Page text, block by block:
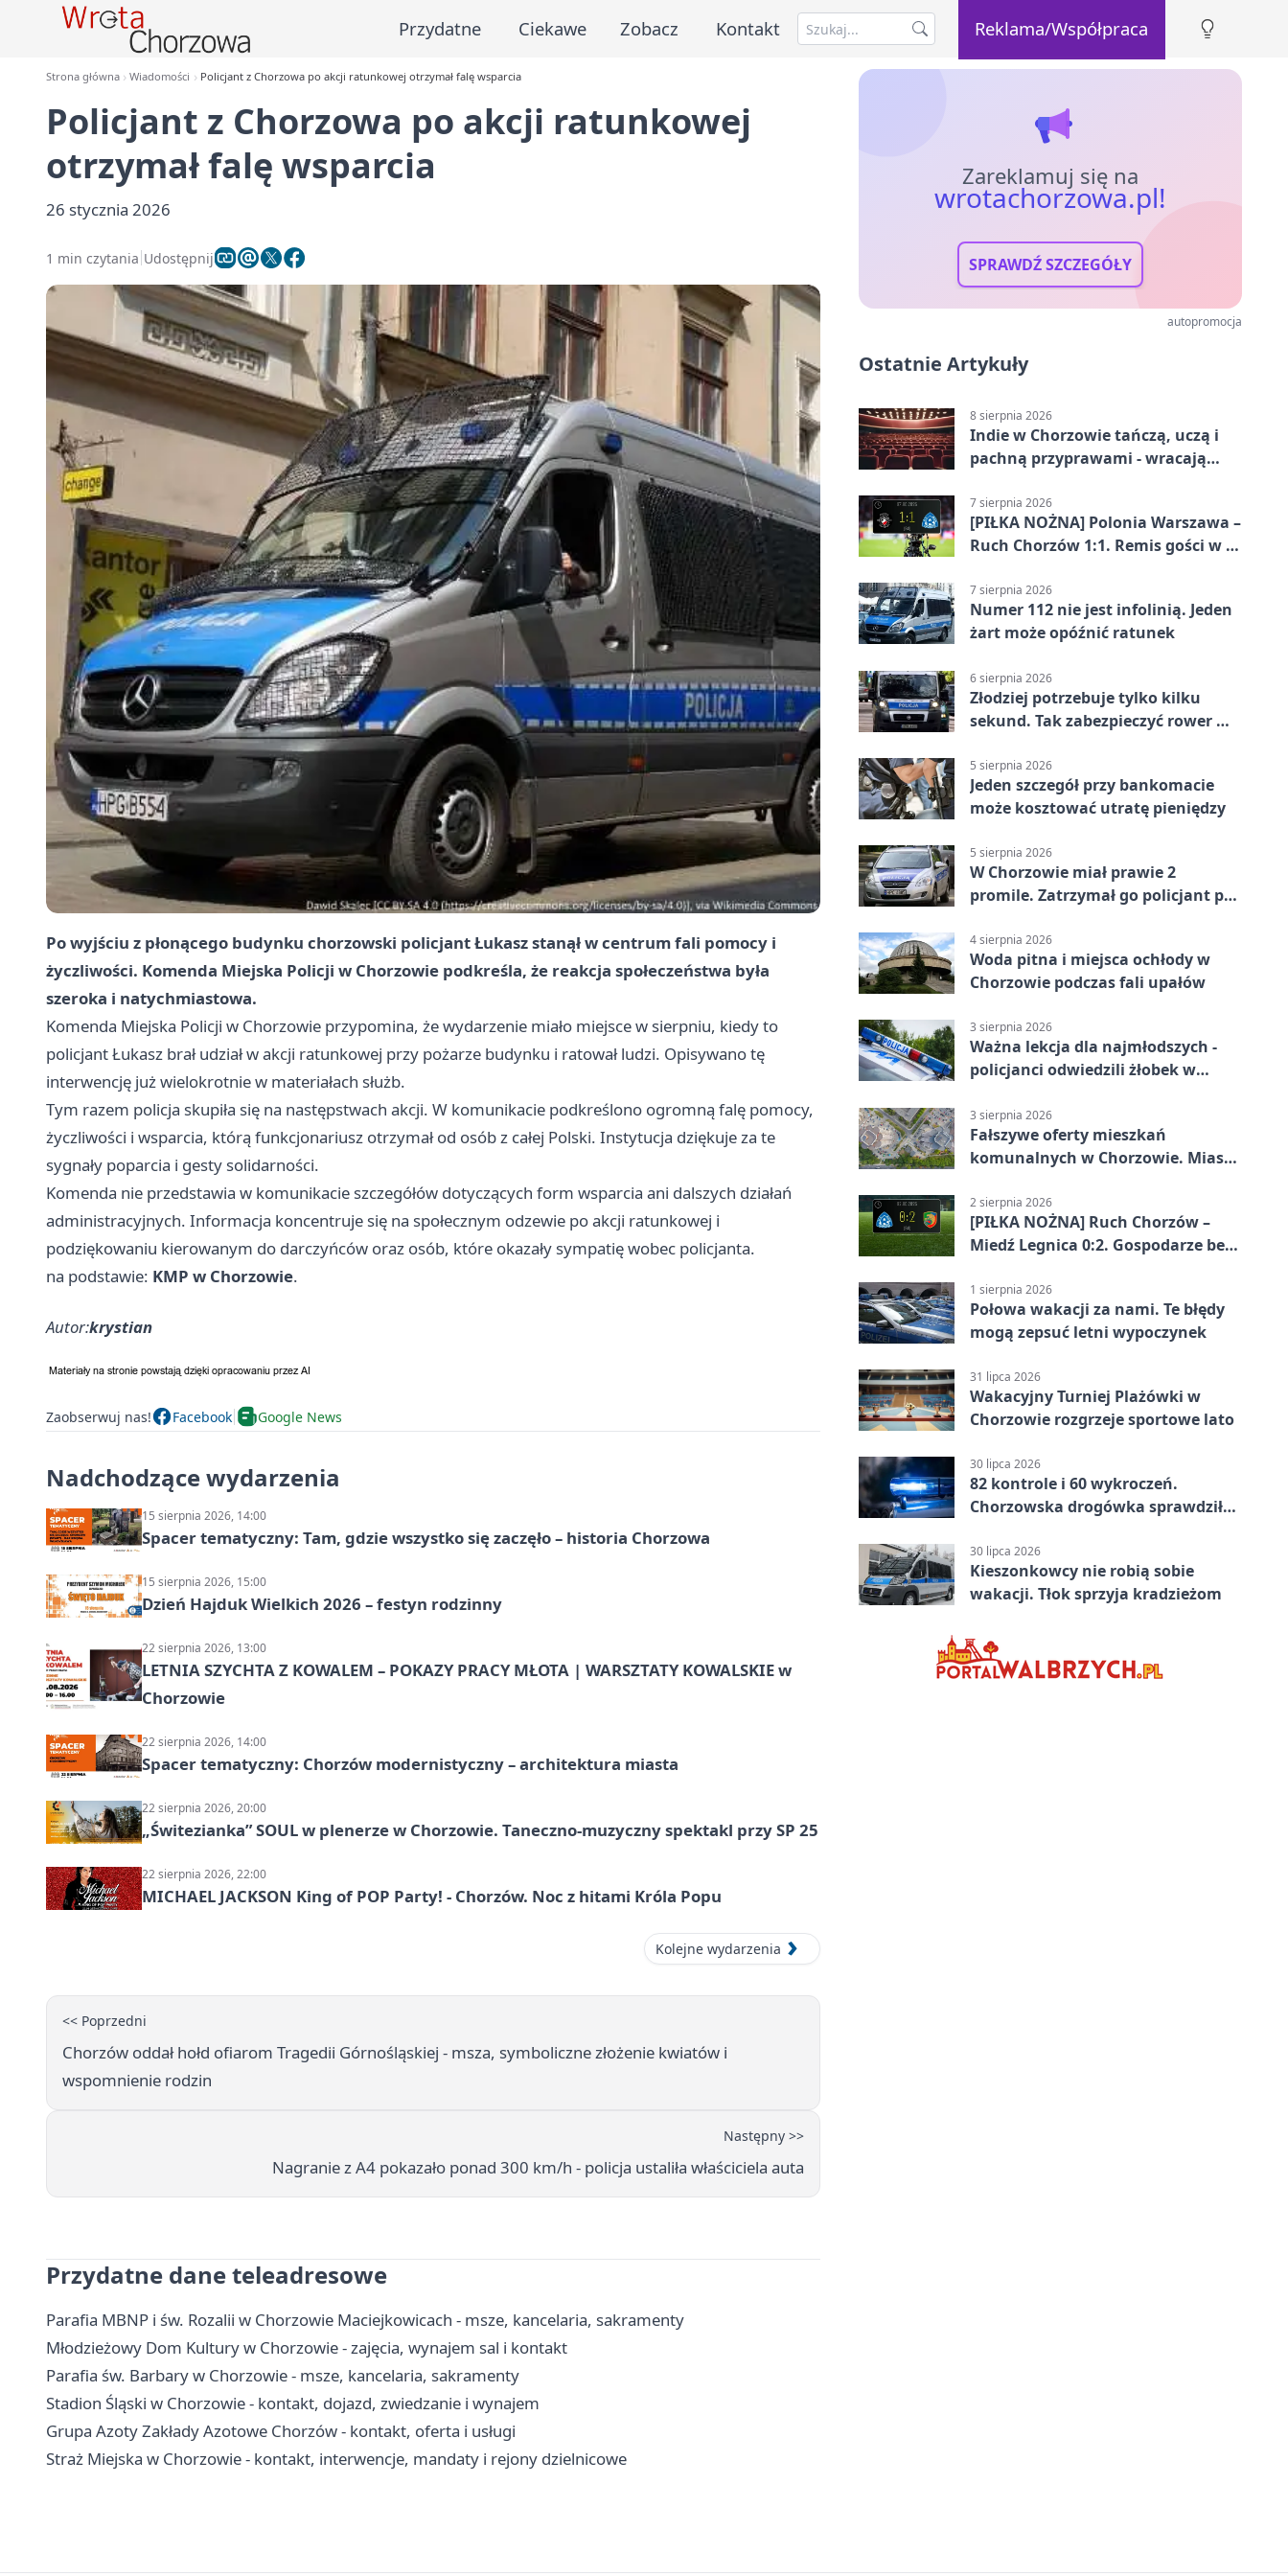
Przydatne Ciekawe Zobacz Kontakt Reklama/Współpraca
Strona główna Wiadomości Policjant z Chorzowa po akcji ratunkowej otrzymał falę wsparcia
Policjant z Chorzowa po akcji ratunkowej
otrzymał falę wsparcia
26 stycznia 2026
1 min czytania Udostępnij
Po wyjściu z płonącego budynku chorzowski policjant Łukasz stanął w centrum fali pomocy i
życzliwości. Komenda Miejska Policji w Chorzowie podkreśla, że reakcja społeczeństwa była
szeroka i natychmiastowa.
Komenda Miejska Policji w Chorzowie przypomina, że wydarzenie miało miejsce w sierpniu, kiedy to
policjant Łukasz brał udział w akcji ratunkowej przy pożarze budynku i ratował ludzi. Opisywano tę
interwencję już wielokrotnie w materiałach służb.
Tym razem policja skupiła się na następstwach akcji. W komunikacie podkreślono ogromną falę pomocy,
życzliwości i wsparcia, którą funkcjonariusz otrzymał od osób z całej Polski. Instytucja dziękuje za te
sygnały poparcia i gesty solidarności.
Komenda nie przedstawia w komunikacie szczegółów dotyczących form wsparcia ani dalszych działań
administracyjnych. Informacja koncentruje się na społecznym odzewie po akcji ratunkowej i
podziękowaniu kierowanym do darczyńców oraz osób, które okazały sympatię wobec policjanta.
na podstawie: KMP w Chorzowie.
Autor:krystian
Zaobserwuj nas! Facebook Google News
Nadchodzące wydarzenia
15 sierpnia 2026, 14:00
Spacer tematyczny: Tam, gdzie wszystko się zaczęło – historia Chorzowa
15 sierpnia 2026, 15:00
Dzień Hajduk Wielkich 2026 – festyn rodzinny
22 sierpnia 2026, 13:00
LETNIA SZYCHTA Z KOWALEM – POKAZY PRACY MŁOTA | WARSZTATY KOWALSKIE w
Chorzowie
22 sierpnia 2026, 14:00
Spacer tematyczny: Chorzów modernistyczny – architektura miasta
22 sierpnia 2026, 20:00
„Świtezianka” SOUL w plenerze w Chorzowie. Taneczno-muzyczny spektakl przy SP 25
22 sierpnia 2026, 22:00
MICHAEL JACKSON King of POP Party! - Chorzów. Noc z hitami Króla Popu
Kolejne wydarzenia
<< Poprzedni
Chorzów oddał hołd ofiarom Tragedii Górnośląskiej - msza, symboliczne złożenie kwiatów i
wspomnienie rodzin
Następny >>
Nagranie z A4 pokazało ponad 300 km/h - policja ustaliła właściciela auta
Przydatne dane teleadresowe
Parafia MBNP i św. Rozalii w Chorzowie Maciejkowicach - msze, kancelaria, sakramenty
Młodzieżowy Dom Kultury w Chorzowie - zajęcia, wynajem sal i kontakt
Parafia św. Barbary w Chorzowie - msze, kancelaria, sakramenty
Stadion Śląski w Chorzowie - kontakt, dojazd, zwiedzanie i wynajem
Grupa Azoty Zakłady Azotowe Chorzów - kontakt, oferta i usługi
Straż Miejska w Chorzowie - kontakt, interwencje, mandaty i rejony dzielnicowe
Zareklamuj się na
wrotachorzowa.pl!
SPRAWDŹ SZCZEGÓŁY
autopromocja
Ostatnie Artykuły
8 sierpnia 2026
Indie w Chorzowie tańczą, uczą i
pachną przyprawami - wracają
7 sierpnia 2026
[PIŁKA NOŻNA] Polonia Warszawa –
Ruch Chorzów 1:1. Remis gości w 3.
7 sierpnia 2026
Numer 112 nie jest infolinią. Jeden
żart może opóźnić ratunek
6 sierpnia 2026
Złodziej potrzebuje tylko kilku
sekund. Tak zabezpieczyć rower w
5 sierpnia 2026
Jeden szczegół przy bankomacie
może kosztować utratę pieniędzy
5 sierpnia 2026
W Chorzowie miał prawie 2
promile. Zatrzymał go policjant po
4 sierpnia 2026
Woda pitna i miejsca ochłody w
Chorzowie podczas fali upałów
3 sierpnia 2026
Ważna lekcja dla najmłodszych -
policjanci odwiedzili żłobek w
3 sierpnia 2026
Fałszywe oferty mieszkań
komunalnych w Chorzowie. Miasto
2 sierpnia 2026
[PIŁKA NOŻNA] Ruch Chorzów –
Miedź Legnica 0:2. Gospodarze bez
1 sierpnia 2026
Połowa wakacji za nami. Te błędy
mogą zepsuć letni wypoczynek
31 lipca 2026
Wakacyjny Turniej Plażówki w
Chorzowie rozgrzeje sportowe lato
30 lipca 2026
82 kontrole i 60 wykroczeń.
Chorzowska drogówka sprawdziła
30 lipca 2026
Kieszonkowcy nie robią sobie
wakacji. Tłok sprzyja kradzieżom